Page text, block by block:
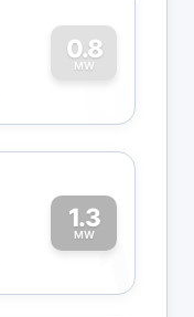
0.8
MW
0
1.3
MW1